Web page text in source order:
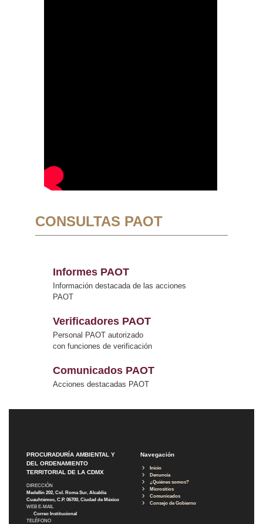
CONSULTAS PAOT
Informes PAOT
Información destacada de las acciones
PAOT
Verificadores PAOT
Personal PAOT autorizado
con funciones de verificación
Comunicados PAOT
Acciones destacadas PAOT
PROCURADURÍA AMBIENTAL Y
DEL ORDENAMIENTO
TERRITORIAL DE LA CDMX
DIRECCIÓN
Medellín 202, Col. Roma Sur, Alcaldía
Cuauhtémoc, C.P. 06700, Ciudad de México
WEB E-MAIL
Correo Institucional
TELÉFONO
Navegación
Inicio
Denuncia
¿Quiénes somos?
Micrositios
Comunicados
Consejo de Gobierno